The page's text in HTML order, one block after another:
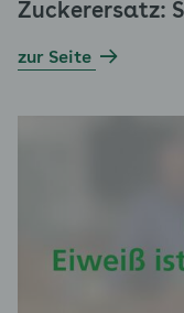
Zuckerersatz:
zur Seite